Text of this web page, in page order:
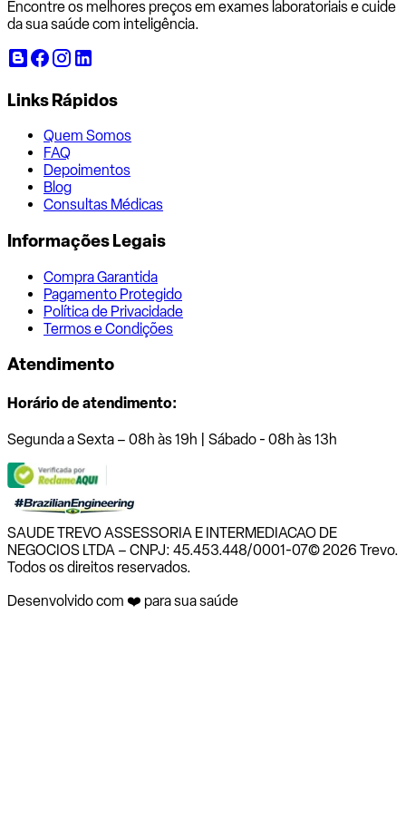
Encontre os melhores preços em exames laboratoriais e cuide
da sua saúde com inteligência.
Links Rápidos
Quem Somos
FAQ
Depoimentos
Blog
Consultas Médicas
Informações Legais
Compra Garantida
Pagamento Protegido
Política de Privacidade
Termos e Condições
Atendimento
Horário de atendimento:
Segunda a Sexta – 08h às 19h | Sábado - 08h às 13h
SAUDE TREVO ASSESSORIA E INTERMEDIACAO DE
NEGOCIOS LTDA – CNPJ: 45.453.448/0001-07© 2026 Trevo.
Todos os direitos reservados.
Desenvolvido com ❤️ para sua saúde